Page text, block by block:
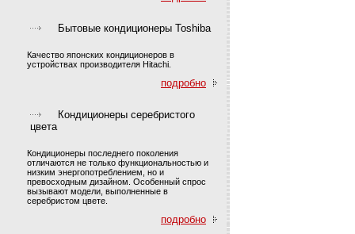
Бытовые кондиционеры Toshiba
Качество японских кондиционеров в
устройствах производителя Hitachi.
подробно
Кондиционеры серебристого
цвета
Кондиционеры последнего поколения
отличаются не только функциональностью и
низким энергопотреблением, но и
превосходным дизайном. Особенный спрос
вызывают модели, выполненные в
серебристом цвете.
подробно